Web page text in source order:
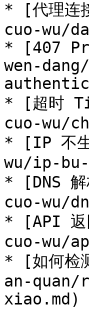
* [代理
cuo-
* [407
wen-
* [超时
cuo-wu/
* [IP 不
wu/ip-
* [DNS
cuo-wu/
* [API 返
cuo-wu/
* [如何
an-